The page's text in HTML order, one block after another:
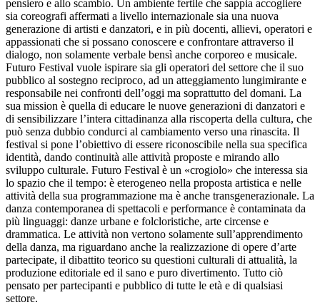
pensiero e allo scambio. Un ambiente fertile che sappia accogliere
sia coreografi affermati a livello internazionale sia una nuova
generazione di artisti e danzatori, e in più docenti, allievi, operatori e
appassionati che si possano conoscere e confrontare attraverso il
dialogo, non solamente verbale bensì anche corporeo e musicale.
Futuro Festival vuole ispirare sia gli operatori del settore che il suo
pubblico al sostegno reciproco, ad un atteggiamento lungimirante e
responsabile nei confronti dell’oggi ma soprattutto del domani. La
sua mission è quella di educare le nuove generazioni di danzatori e
di sensibilizzare l’intera cittadinanza alla riscoperta della cultura, che
può senza dubbio condurci al cambiamento verso una rinascita. Il
festival si pone l’obiettivo di essere riconoscibile nella sua specifica
identità, dando continuità alle attività proposte e mirando allo
sviluppo culturale. Futuro Festival è un «crogiolo» che interessa sia
lo spazio che il tempo: è eterogeneo nella proposta artistica e nelle
attività della sua programmazione ma è anche transgenerazionale. La
danza contemporanea di spettacoli e performance è contaminata da
più linguaggi: danze urbane e folcloristiche, arte circense e
drammatica. Le attività non vertono solamente sull’apprendimento
della danza, ma riguardano anche la realizzazione di opere d’arte
partecipate, il dibattito teorico su questioni culturali di attualità, la
produzione editoriale ed il sano e puro divertimento. Tutto ciò
pensato per partecipanti e pubblico di tutte le età e di qualsiasi
settore.